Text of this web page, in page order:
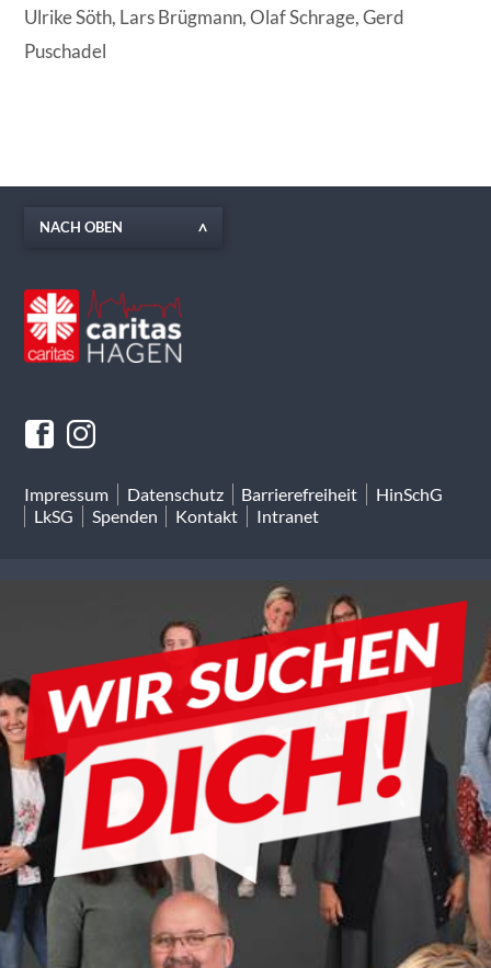
Ulrike Söth, Lars Brügmann, Olaf Schrage, Gerd
Puschadel
NACH OBEN
Impressum Datenschutz Barrierefreiheit
HinSchG
LkSG
Spenden Kontakt Intranet